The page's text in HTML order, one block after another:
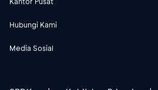
Hubungi Kami
Media Sosial